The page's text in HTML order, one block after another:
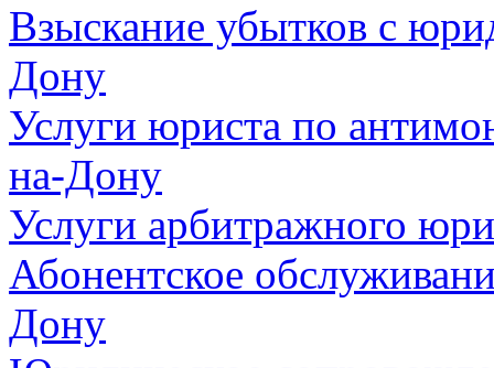
Взыскание убытков с
Дону
Услуги юриста по
на-Дону
Услуги арбитражного
Абонентское
Дону